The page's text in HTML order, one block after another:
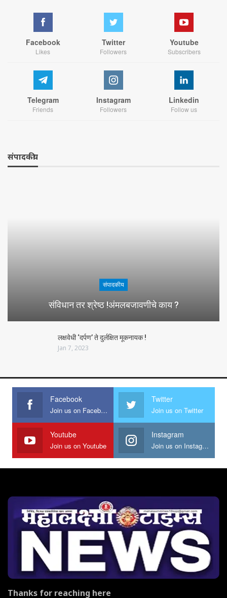
Facebook
Likes
Twitter
Followers
Youtube
Subscribers
Telegram
Friends
Instagram
Followers
Linkedin
Follow us
संपादकीय
संपादकीय
संविधान तर श्रेष्ठ !अंमलबजावणीचे काय ?
लक्षवेधी ‘दर्पण’ ते दुर्लक्षित मूकनायक !
Jan 7, 2023
Facebook
Join us on Facebook
Twitter
Join us on Twitter
Youtube
Join us on Youtube
Instagram
Join us on Instagram
Thanks for reaching here